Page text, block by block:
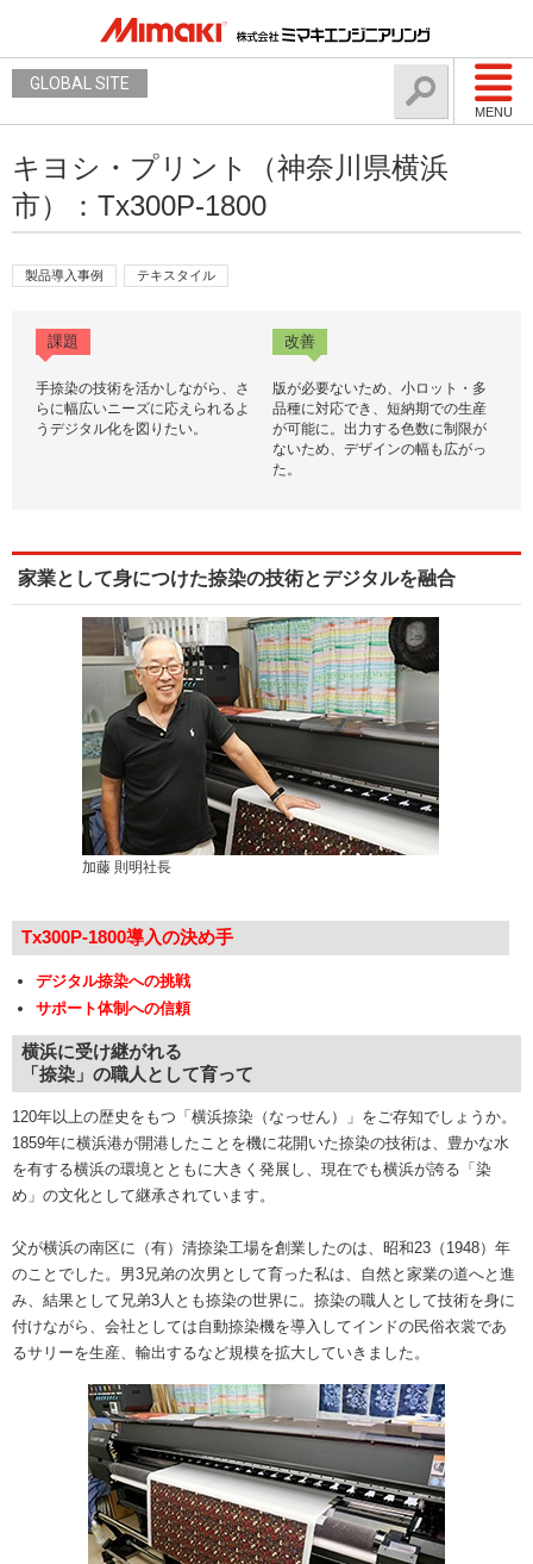
MENU
GLOBAL SITE
キヨシ・プリント（神奈川県横浜
市）：Tx300P-1800
製品導入事例 テキスタイル
課題 改善
手捺染の技術を活かしながら、さ
らに幅広いニーズに応えられるよ
うデジタル化を図りたい。
版が必要ないため、小ロット・多
品種に対応でき、短納期での生産
が可能に。出力する色数に制限が
ないため、デザインの幅も広がっ
た。
家業として身につけた捺染の技術とデジタルを融合
加藤 則明社長
Tx300P-1800導入の決め手
デジタル捺染への挑戦
サポート体制への信頼
横浜に受け継がれる
「捺染」の職人として育って
120年以上の歴史をもつ「横浜捺染（なっせん）」をご存知でしょうか。
1859年に横浜港が開港したことを機に花開いた捺染の技術は、豊かな水
を有する横浜の環境とともに大きく発展し、現在でも横浜が誇る「染
め」の文化として継承されています。
父が横浜の南区に（有）清捺染工場を創業したのは、昭和23（1948）年
のことでした。男3兄弟の次男として育った私は、自然と家業の道へと進
み、結果として兄弟3人とも捺染の世界に。捺染の職人として技術を身に
付けながら、会社としては自動捺染機を導入してインドの民俗衣裳であ
るサリーを生産、輸出するなど規模を拡大していきました。